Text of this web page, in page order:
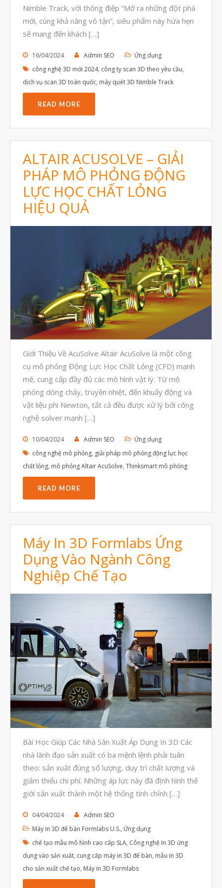
Tháng Bảy 2021
Tháng Tư 2021
Tháng Ba 2021
Tháng Chín 2020
Tháng Tám 2020
Tháng Năm 2020
Tháng Tư 2020
Tháng Ba 2020
Tháng Hai 2020
Tháng Một 2020
Tháng Mười Hai 2019
Tháng Mười Một 2019
Tháng Mười 2019
Tháng Chín 2019
Tháng Tám 2019
Tháng Bảy 2019
Tháng Năm 2019
Tháng Tư 2019
Tháng Ba 2019
Automotive
File 3D
Fuse 1
Giải pháp
in 3d cao cấp
Máy in 3D để bàn Formlabs U.S.
Mô phỏng
Triển khai
Ứng dụng
Vật liệu
Y Tế
Nimble Track, với thông điệp “Mở ra những đột phá
mới, cùng khả năng vô tận”, siêu phẩm này hứa hẹn
sẽ mang đến khách […]
16/04/2024 Admin SEO
Ứng dụng
công nghệ 3D mới 2024, công ty scan 3D theo yêu cầu,
dịch vụ scan 3D toàn quốc, máy quét 3D Nimble Track
READ MORE
ALTAIR ACUSOLVE – GIẢI
PHÁP MÔ PHỎNG ĐỘNG
LỰC HỌC CHẤT LỎNG
HIỆU QUẢ
Giới Thiệu Về AcuSolve Altair AcuSolve là một công
cụ mô phỏng Động Lực Học Chất Lỏng (CFD) mạnh
mẽ, cung cấp đầy đủ các mô hình vật lý. Từ mô
phỏng dòng chảy, truyền nhiệt, đến khuấy động và
vật liệu phi Newton, tất cả đều được xử lý bởi công
nghệ solver mạnh […]
10/04/2024 Admin SEO
Ứng dụng
công nghệ mô phỏng, giải pháp mô phỏng động lực học
chất lỏng, mô phỏng Altair AcuSolve, Thinksmart mô phỏng
READ MORE
Máy In 3D Formlabs Ứng
Dụng Vào Ngành Công
Nghiệp Chế Tạo
Bài Học Giúp Các Nhà Sản Xuất Áp Dụng In 3D Các
nhà lãnh đạo sản xuất có ba mệnh lệnh phải tuân
theo: sản xuất đúng số lượng, duy trì chất lượng và
giảm thiểu chi phí. Những áp lực này đã định hình thế
giới sản xuất thành một hệ thống tinh chỉnh […]
04/04/2024
Admin SEO
Máy in 3D để bàn Formlabs U.S., Ứng dụng
chế tạo mẫu mô hình cao cấp SLA, Công nghệ In 3D ứng
dụng vào sản xuất, cung cấp máy in 3D để bàn, mẫu in 3D
cho sản xuất chế tạo, Máy in 3D Formlabs